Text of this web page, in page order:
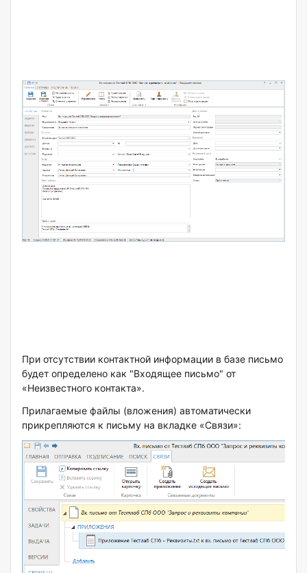
При отсутствии контактной информации в базе письмо
будет определено как "Входящее письмо" от
«Неизвестного контакта».
Прилагаемые файлы (вложения) автоматически
прикрепляются к письму на вкладке «Связи»: